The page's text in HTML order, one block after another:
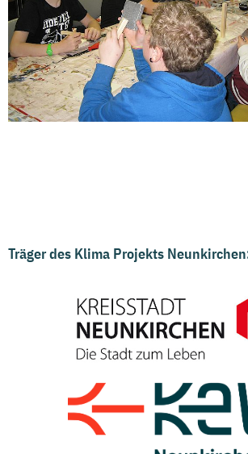
Träger des Klima Projekts